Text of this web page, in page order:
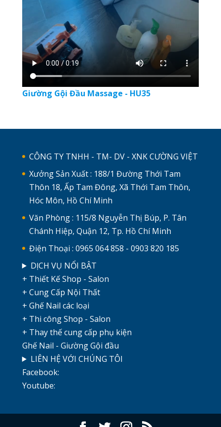
Giường Gội Đầu Massage - HU35
CÔNG TY TNHH - TM- DV - XNK CƯỜNG VIỆT
Xưởng Sản Xuất : 188/1 Đường Thới Tam
Thôn 18, Ấp Tam Đông, Xã Thới Tam Thôn,
Hóc Môn, Hồ Chí Minh
Văn Phòng : 115/8 Nguyễn Thị Búp, P. Tân
Chánh Hiệp, Quận 12, Tp. Hồ Chí Minh
Điện Thoại : 0965 064 858 - 0903 820 185
DỊCH VỤ NỔI BẬT
+ Thiết Kế Shop - Salon
+ Cung Cấp Nội Thất
+ Ghế Nail các loại
+ Thi công Shop - Salon
+ Thay thế cung cấp phụ kiện
Ghế Nail - Giường Gội đầu
LIÊN HỆ VỚI CHÚNG TÔI
Facebook:
Youtube: